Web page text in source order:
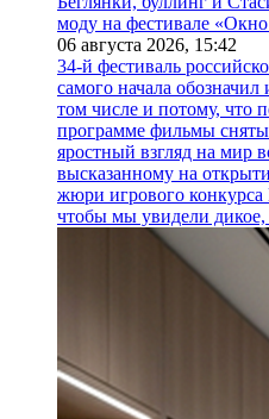
моду на фестивале
06 августа 2026, 15:42
34-й фестиваль
самого начала
том числе и потому, что
программе фильмы
яростный взгляд на мир
высказанному на
жюри игрового
чтобы мы увидели дикое,